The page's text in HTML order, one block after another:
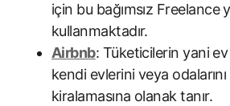
için bu bağımsız Freelance
kullanmaktadır.
Airbnb: Tüketicilerin yani
kendi evlerini veya
kiralamasına olanak tanır.